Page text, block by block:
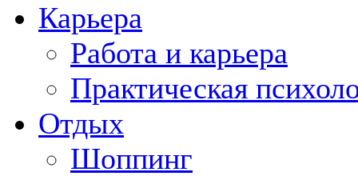
Карьера
Работа и карьера
Практическая
Отдых
Шоппинг